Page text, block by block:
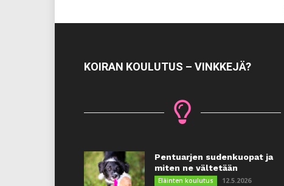
KOIRAN KOULUTUS – VINKKEJÄ?
Pentuarjen sudenkuopat ja
miten ne vältetään
Eläinten koulutus 12.5.2026